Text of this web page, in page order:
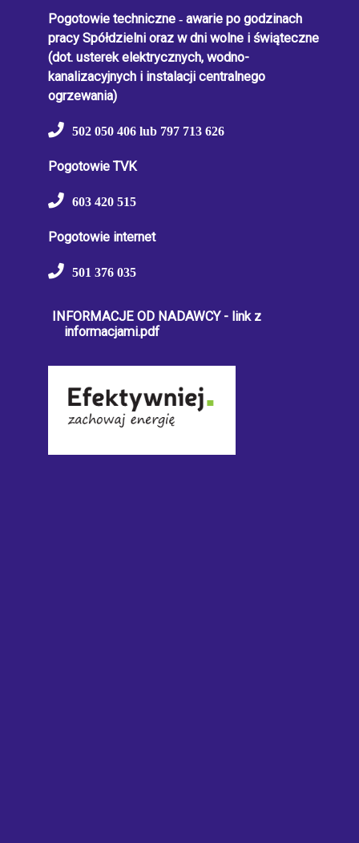
Pogotowie techniczne - awarie po godzinach
pracy Spółdzielni oraz w dni wolne i świąteczne
(dot. usterek elektrycznych, wodno-
kanalizacyjnych i instalacji centralnego
ogrzewania)
502 050 406 lub 797 713 626
Pogotowie TVK
603 420 515
Pogotowie internet
501 376 035
INFORMACJE OD NADAWCY - link z
informacjami.pdf